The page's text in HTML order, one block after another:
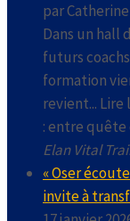
par
Dans un hall
futurs
formation
revient... Lire
: entre
Elan Vital
« Oser
invite à